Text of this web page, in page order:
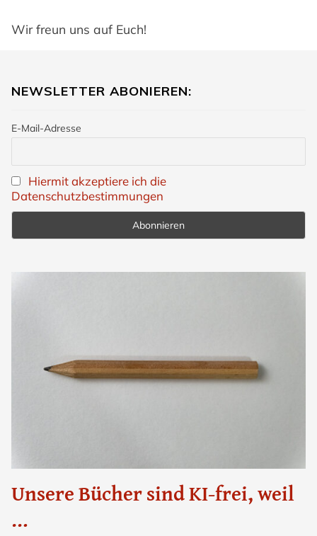
Wir freun uns auf Euch!
NEWSLETTER ABONIEREN:
E-Mail-Adresse
Hiermit akzeptiere ich die
Datenschutzbestimmungen
Unsere Bücher sind KI-frei, weil
…